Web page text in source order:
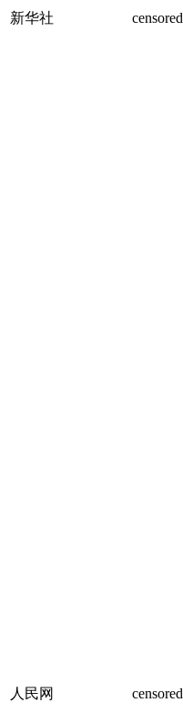
新华社 censored
人民网 censored